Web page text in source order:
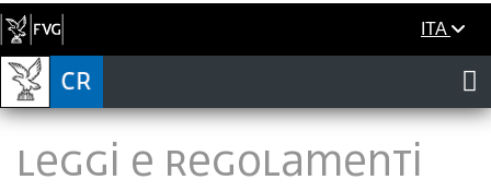
ITA
LEGGI E REGOLAMENTI